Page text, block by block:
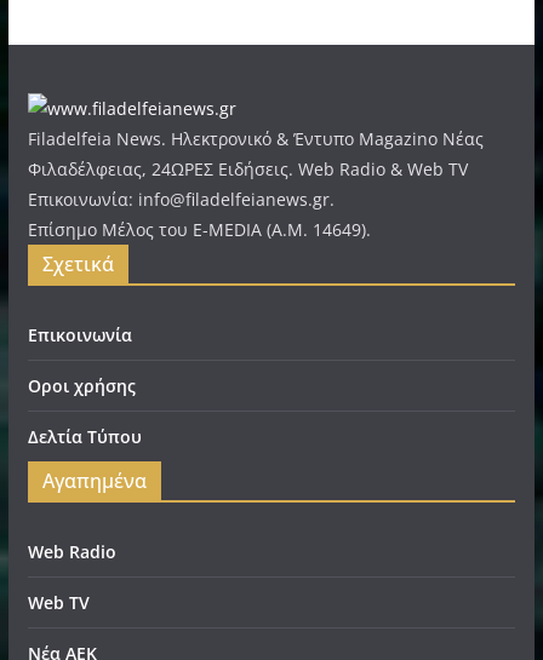
Filadelfeia News. Ηλεκτρονικό & Έντυπο Magazino Νέας
Φιλαδέλφειας, 24ΩΡΕΣ Ειδήσεις. Web Radio & Web TV
Επικοινωνία: info@filadelfeianews.gr.
Επίσημο Μέλος του E-MEDIA (A.M. 14649).
Σχετικά
Επικοινωνία
Οροι χρήσης
Δελτία Τύπου
Αγαπημένα
Web Radio
Web TV
Νέα ΑΕΚ